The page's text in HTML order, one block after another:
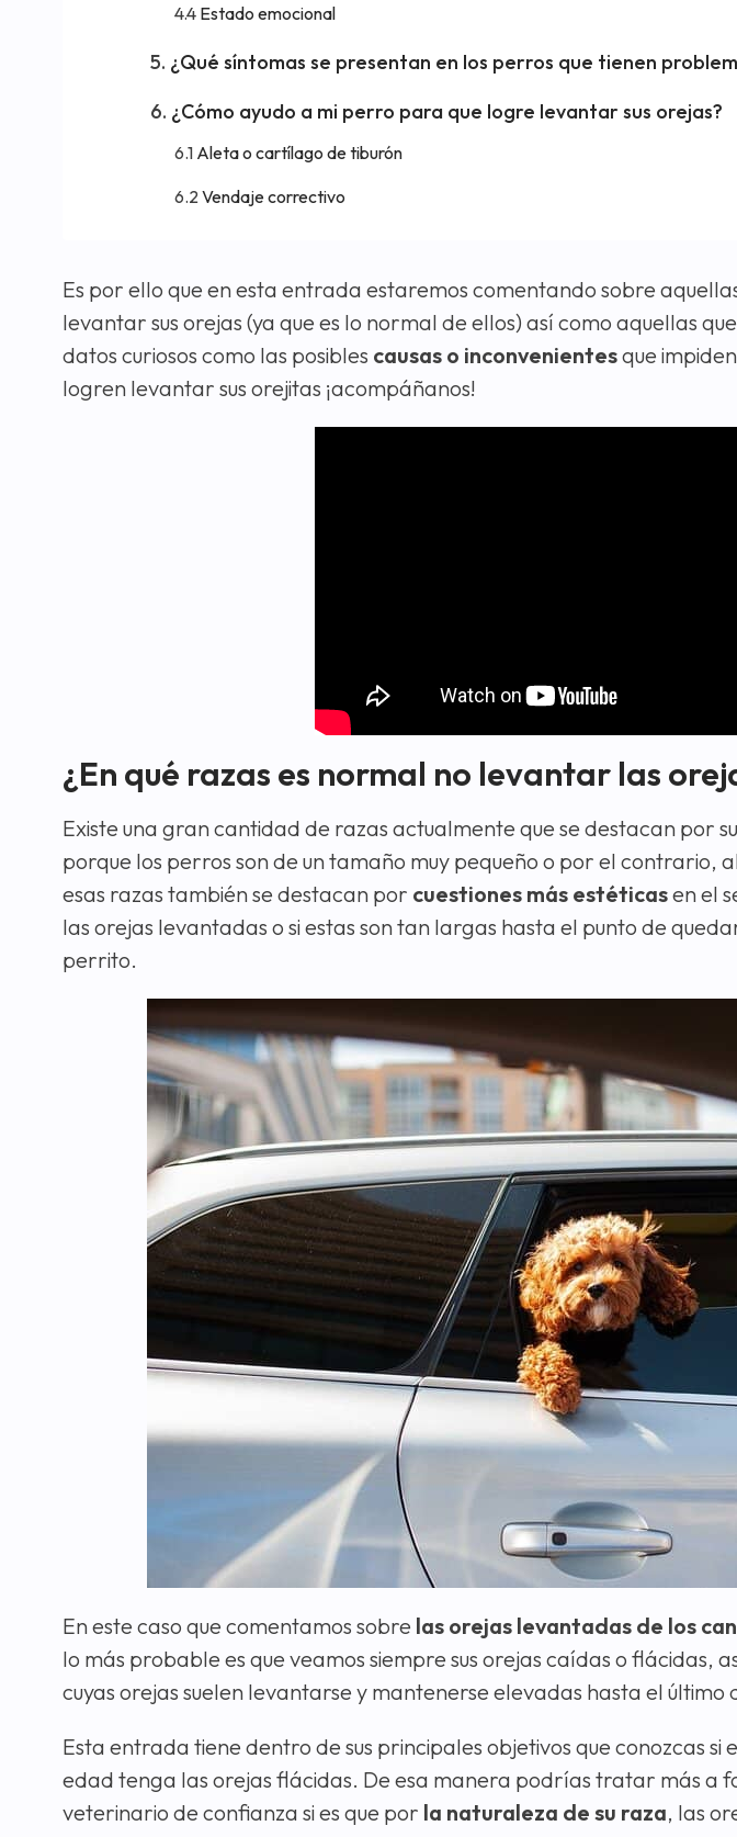
Estado emocional
¿Qué síntomas se presentan en los perros que tienen
¿Cómo ayudo a mi perro para que logre levantar sus orejas?
Aleta o cartílago de tiburón
Vendaje correctivo
Es por ello que en esta entrada estaremos comentando sobre
levantar sus orejas (ya que es lo normal de ellos) así como aquellas
datos curiosos como las posibles causas o inconvenientesque
logren levantar sus orejitas ¡acompáñanos!
¿En qué razas es normal no levantar las
Existe una gran cantidad de razas actualmente que se destacan por
porque los perros son de un tamaño muy pequeño o por el contrario,
esas razas también se destacan por cuestiones más estéticasen el
las orejas levantadas o si estas son tan largas hasta el punto de
perrito.
En este caso que comentamos sobre las orejas levantadas de los
lo más probable es que veamos siempre sus orejas caídas o flácidas,
cuyas orejas suelen levantarse y mantenerse elevadas hasta el último
Esta entrada tiene dentro de sus principales objetivos que conozcas si
edad tenga las orejas flácidas. De esa manera podrías tratar más a
veterinario de confianza si es que por la naturaleza de su raza, las